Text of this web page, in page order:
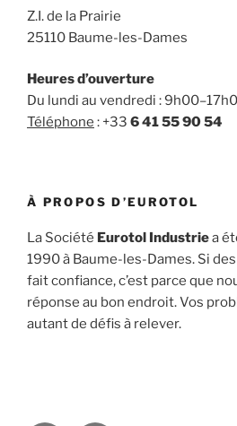
Z.I. de la Prairie
25110 Baume-les-Dames
Heures d’ouverture
Du lundi au vendredi :
Téléphone : +33 6 41 55 90 54
À PROPOS D’EUROTOL
La Société Eurotol Industriea
1990 à Baume-les-Dames. Si
fait confiance, c’est parce que
réponse au bon endroit. Vos
autant de défis à relever.